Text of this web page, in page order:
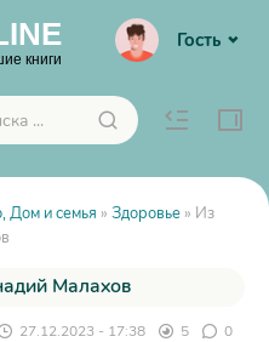
книги
Гость
Дом и семья » Здоровье » Из
Малахов
27.12.2023 - 17:38 5 0